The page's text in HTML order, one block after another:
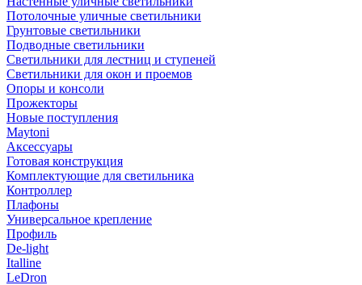
Потолочные уличные светильники
Грунтовые светильники
Подводные светильники
Светильники для лестниц и ступеней
Светильники для окон и проемов
Опоры и консоли
Прожекторы
Новые поступления
Maytoni
Аксессуары
Готовая конструкция
Комплектующие для светильника
Контроллер
Плафоны
Универсальное крепление
Профиль
De-light
Italline
LeDron